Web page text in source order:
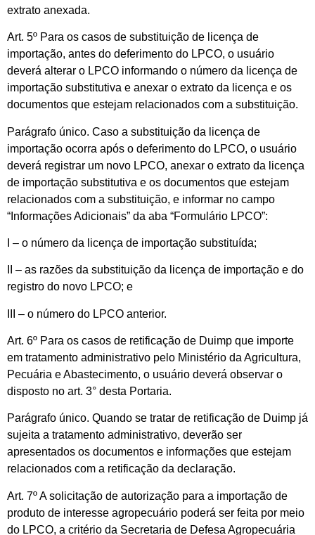
extrato anexada.
Art. 5º Para os casos de substituição de licença de
importação, antes do deferimento do LPCO, o usuário
deverá alterar o LPCO informando o número da licença de
importação substitutiva e anexar o extrato da licença e os
documentos que estejam relacionados com a substituição.
Parágrafo único. Caso a substituição da licença de
importação ocorra após o deferimento do LPCO, o usuário
deverá registrar um novo LPCO, anexar o extrato da licença
de importação substitutiva e os documentos que estejam
relacionados com a substituição, e informar no campo
“Informações Adicionais” da aba “Formulário LPCO”:
I – o número da licença de importação substituída;
II – as razões da substituição da licença de importação e do
registro do novo LPCO; e
III – o número do LPCO anterior.
Art. 6º Para os casos de retificação de Duimp que importe
em tratamento administrativo pelo Ministério da Agricultura,
Pecuária e Abastecimento, o usuário deverá observar o
disposto no art. 3° desta Portaria.
Parágrafo único. Quando se tratar de retificação de Duimp já
sujeita a tratamento administrativo, deverão ser
apresentados os documentos e informações que estejam
relacionados com a retificação da declaração.
Art. 7º A solicitação de autorização para a importação de
produto de interesse agropecuário poderá ser feita por meio
do LPCO, a critério da Secretaria de Defesa Agropecuária